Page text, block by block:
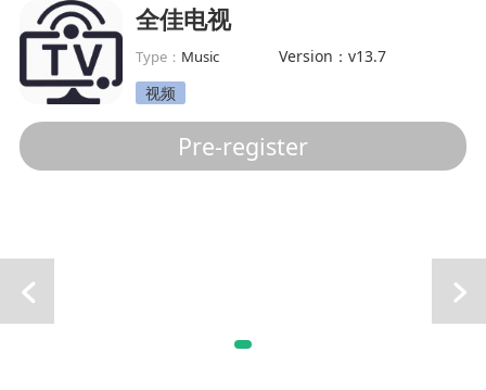
全佳电视
Type： Music
Version：v13.7
视频
Pre-register